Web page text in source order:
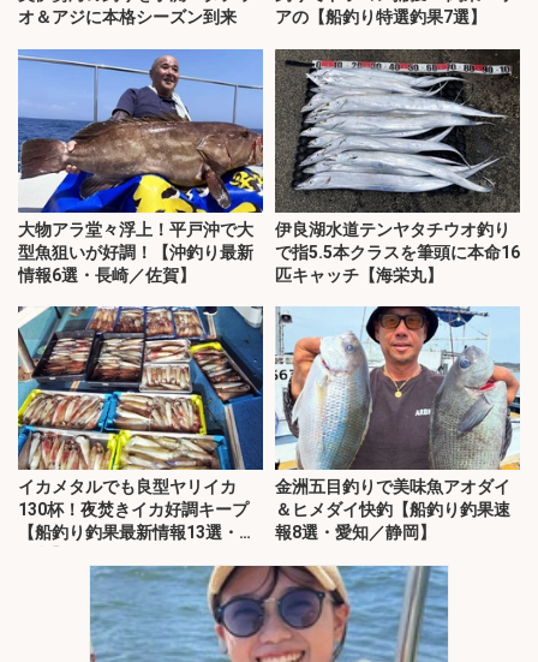
オ＆アジに本格シーズン到来
アの【船釣り特選釣果7選】
大物アラ堂々浮上！平戸沖で大
型魚狙いが好調！【沖釣り最新
情報6選・長崎／佐賀】
伊良湖水道テンヤタチウオ釣り
で指5.5本クラスを筆頭に本命16
匹キャッチ【海栄丸】
イカメタルでも良型ヤリイカ
130杯！夜焚きイカ好調キープ
【船釣り釣果最新情報13選・玄
金洲五目釣りで美味魚アオダイ
＆ヒメダイ快釣【船釣り釣果速
報8選・愛知／静岡】